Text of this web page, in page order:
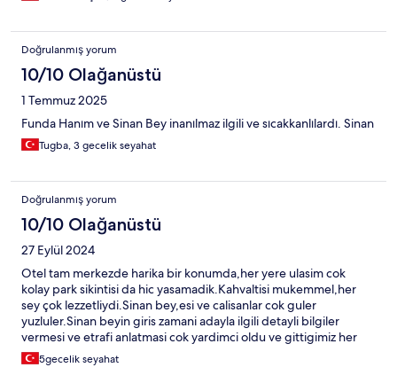
Doğrulanmış yorum
10/10 Olağanüstü
1 Temmuz 2025
Funda Hanım ve Sinan Bey inanılmaz ilgili ve sıcakkanlılardı. Sinan
Tugba, 3 gecelik seyahat
Doğrulanmış yorum
10/10 Olağanüstü
27 Eylül 2024
Otel tam merkezde harika bir konumda,her yere ulasim cok
kolay park sikintisi da hic yasamadik.Kahvaltisi mukemmel,her
sey çok lezzetliydi.Sinan bey,esi ve calisanlar cok guler
yuzluler.Sinan beyin giris zamani adayla ilgili detayli bilgiler
vermesi ve etrafi anlatmasi cok yardimci oldu ve gittigimiz her
yerden cok memnun kaldik.Odamiz her gun temizlendi.Her sey
cok konforluydu.Adaya her geldigimizde konaklayacagimiz yeri
5gecelik seyahat